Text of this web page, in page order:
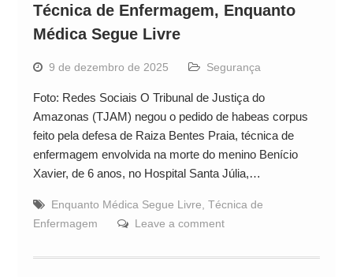
Técnica de Enfermagem, Enquanto
Médica Segue Livre
9 de dezembro de 2025 Segurança
Foto: Redes Sociais O Tribunal de Justiça do
Amazonas (TJAM) negou o pedido de habeas corpus
feito pela defesa de Raiza Bentes Praia, técnica de
enfermagem envolvida na morte do menino Benício
Xavier, de 6 anos, no Hospital Santa Júlia,…
Enquanto Médica Segue Livre Técnica de
Enfermagem
Leave a comment